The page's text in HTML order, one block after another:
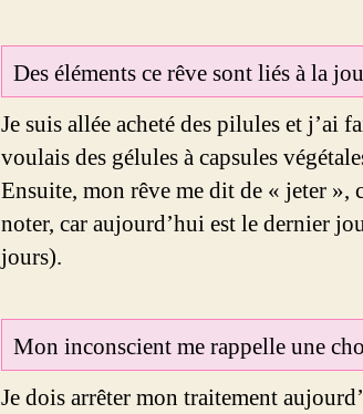
Des éléments ce rêve sont liés à la
Je suis allée acheté des pilules et j’ai
voulais des gélules à capsules
Ensuite, mon rêve me dit de « jeter »,
noter, car aujourd’hui est le dernier
jours).
Mon inconscient me rappelle une
Je dois arrêter mon traitement